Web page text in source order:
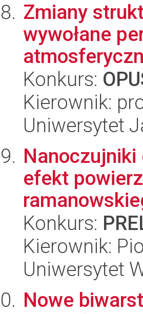
Zmiany
wywołane
Konkurs:
Kierownik:
Uniwersytet
efekt
Konkurs:
Kierownik:
Uniwersytet
Nowe